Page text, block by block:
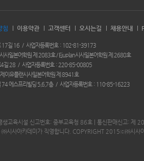
침 이용약관 고객센터 오시는길 채용안내
17길 16 사업자등록번호
102-81-39173
사일본어학원 제 2083호 / Ejuplan시사일본어학원 제 2680호
4길 28 사업자등록번호
220-85-00805
이유플랜시사일본어학원 제 8941호
74 에스프리빌딩 5,6,7층 사업자등록번호
110-85-16223
생교육시설 신고번호: 중부교육청 86호 | 통신판매신고: 제
시사아카데미가 직영합니다. COPYRIGHT 2015ⓒ㈜시사